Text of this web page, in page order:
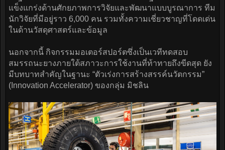
แข็งแกร่งด้านศักยภาพการวิจัยและพัฒนาแบบบูรณาการ ทีม
นักวิจัยที่มีอยู่ราว 6,000 คน รวมทั้งความเชี่ยวชาญที่โดดเด่น
ในด้านวัสดุศาสตร์และข้อมูล
นอกจากนี้ กิจกรรมมอเตอร์สปอร์ตซึ่งเป็นเวทีทดสอบ
สมรรถนะยางภายใต้สภาวะการใช้งานที่ท้าทายถึงขีดสุด ยัง
มีบทบาทสำคัญในฐานะ “ตัวเร่งการสร้างสรรค์นวัตกรรม”
(Innovation Accelerator) ของกลุ่ม มิชลิน